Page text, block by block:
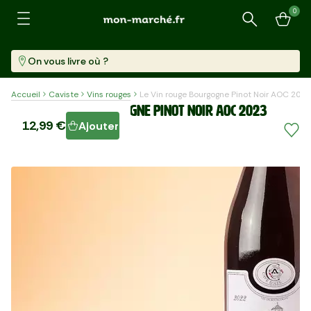
Recherche
0
On vous livre où ?
Accueil Caviste Vins rouges Le Vin rouge Bourgogne Pinot Noir AOC 2023
Le Vin rouge Bourgogne Pinot Noir AOC 2023
12,99 € Ajouter